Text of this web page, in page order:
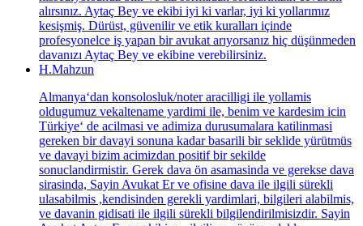
alırsınız. Aytaç Bey ve ekibi iyi ki varlar, iyi ki yollarımız
kesişmiş. Dürüst, güvenilir ve etik kuralları içinde
profesyonelce iş yapan bir avukat arıyorsanız hiç düşünmeden
davanızı Aytaç Bey ve ekibine verebilirsiniz.
H.Mahzun
Almanya‘dan konsolosluk/noter aracilligi ile yollamis
oldugumuz vekaltename yardimi ile, benim ve kardesim icin
Türkiye‘ de acilmasi ve adimiza durusumalara katilinmasi
gereken bir davayi sonuna kadar basarili bir seklide yürütmüs
ve davayi bizim acimizdan positif bir sekilde
sonuclandirmistir. Gerek dava ön asamasinda ve gerekse dava
sirasinda, Sayin Avukat Er ve ofisine dava ile ilgili sürekli
ulasabilmis ,kendisinden gerekli yardimlari, bilgileri alabilmis,
ve davanin gidisati ile ilgili sürekli bilgilendirilmisizdir. Sayin